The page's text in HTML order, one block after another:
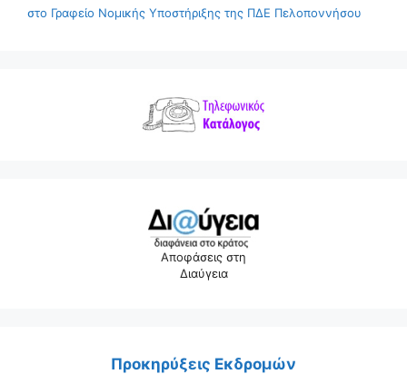
στο Γραφείο Νομικής Υποστήριξης της ΠΔΕ Πελοποννήσου
Αποφάσεις στη
Διαύγεια
Προκηρύξεις Εκδρομών